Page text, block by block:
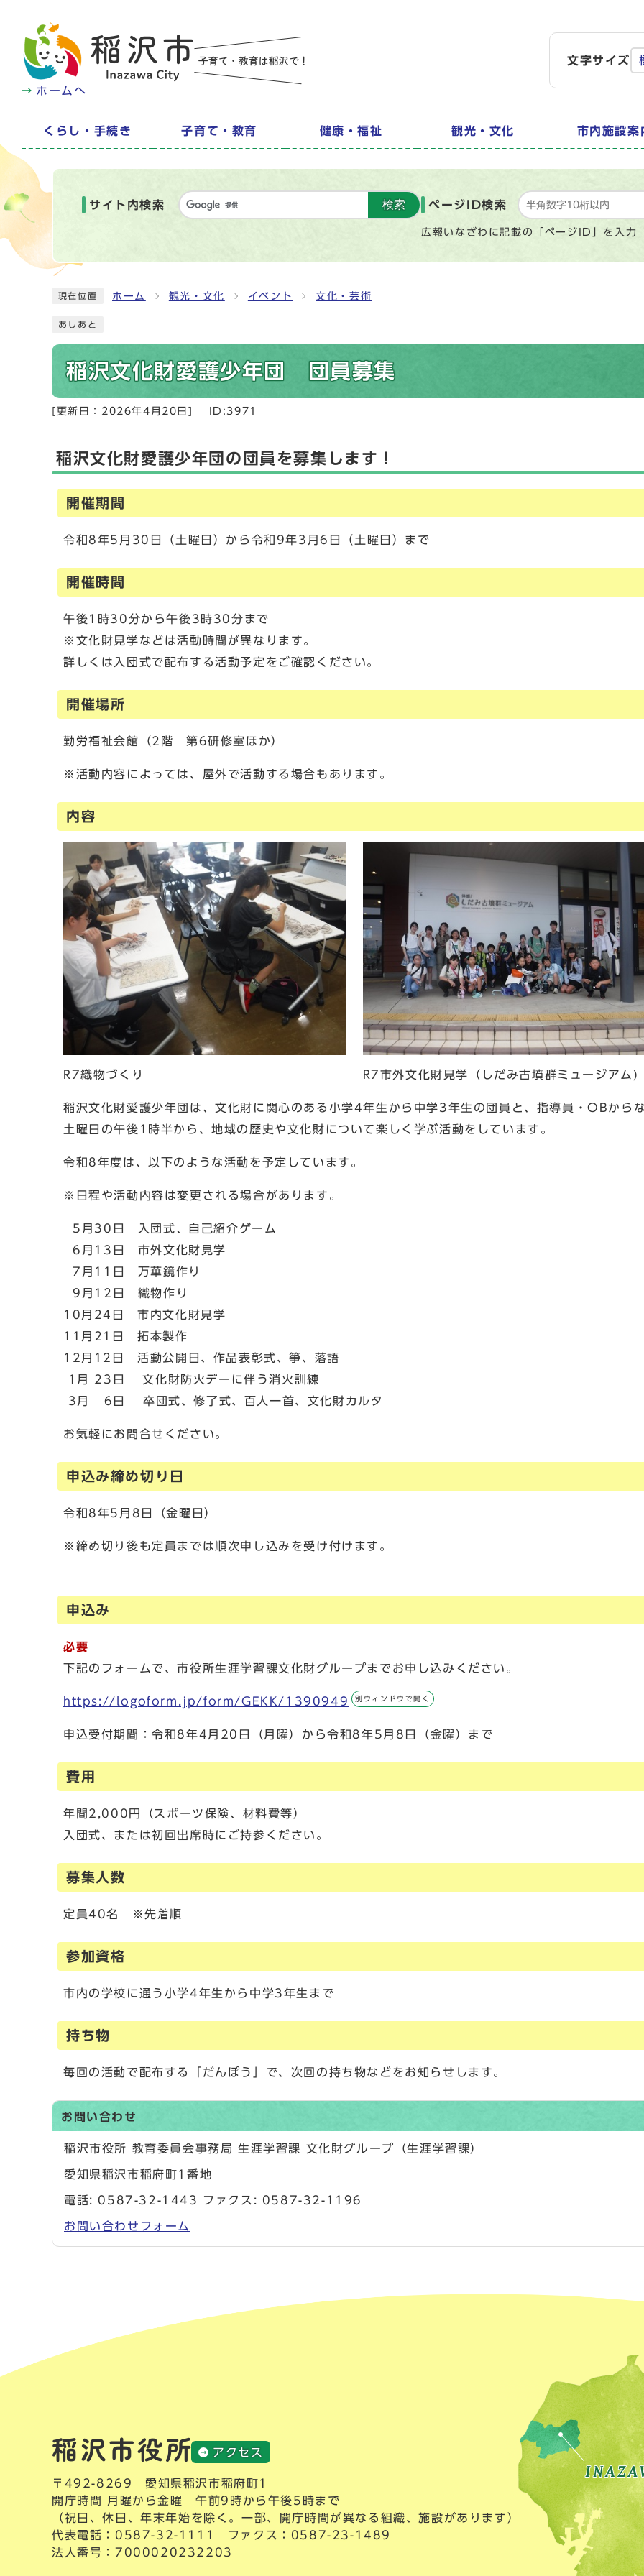
ホームへ
文字サイズ
くらし・手続き 子育て・教育 健康・福祉 観光・文化 市内施設案
サイト内検索 検索 ページID検索
広報いなざわに記載の「ページID」を入力
現在位置 ホーム 観光・文化 イベント 文化・芸術
あしあと
稲沢文化財愛護少年団 団員募集
[更新日： 2026年4月20日 ID:3971
稲沢文化財愛護少年団の団員を募集します！
開催期間
令和8年5月30日（土曜日）から令和9年3月6日（土曜日）まで
開催時間
午後1時30分から午後3時30分まで
※文化財見学などは活動時間が異なります。
詳しくは入団式で配布する活動予定をご確認ください。
開催場所
勤労福祉会館（2階 第6研修室ほか）
※活動内容によっては、屋外で活動する場合もあります。
内容
R7織物づくり R7市外文化財見学（しだみ古墳群ミュージアム)
稲沢文化財愛護少年団は、文化財に関心のある小学4年生から中学3年生の団員と、指導員・OBからな
土曜日の午後1時半から、地域の歴史や文化財について楽しく学ぶ活動をしています。
令和8年度は、以下のような活動を予定しています。
※日程や活動内容は変更される場合があります。
5月30日 入団式、自己紹介ゲーム
6月13日 市外文化財見学
7月11日 万華鏡作り
9月12日 織物作り
10月24日 市内文化財見学
11月21日 拓本製作
12月12日 活動公開日、作品表彰式、箏、落語
1月 23日 文化財防火デーに伴う消火訓練
3月 6日 卒団式、修了式、百人一首、文化財カルタ
お気軽にお問合せください。
申込み締め切り日
令和8年5月8日（金曜日）
※締め切り後も定員までは順次申し込みを受け付けます。
申込み
必要
下記のフォームで、市役所生涯学習課文化財グループまでお申し込みください。
https://logoform.jp/form/GEKK/1390949 別ウィンドウで開く
申込受付期間：令和8年4月20日（月曜）から令和8年5月8日（金曜）まで
費用
年間2,000円（スポーツ保険、材料費等）
入団式、または初回出席時にご持参ください。
募集人数
定員40名 ※先着順
参加資格
市内の学校に通う小学4年生から中学3年生まで
持ち物
毎回の活動で配布する「だんぽう」で、次回の持ち物などをお知らせします。
お問い合わせ
稲沢市役所 教育委員会事務局 生涯学習課 文化財グループ（生涯学習課）
愛知県稲沢市稲府町1番地
電話: 0587-32-1443 ファクス: 0587-32-1196
お問い合わせフォーム
アクセス
〒492-8269 愛知県稲沢市稲府町1
開庁時間 月曜から金曜 午前9時から午後5時まで
（祝日、休日、年末年始を除く。一部、開庁時間が異なる組織、施設があります）
代表電話： 0587-32-1111
ファクス：0587-23-1489
法人番号：7000020232203